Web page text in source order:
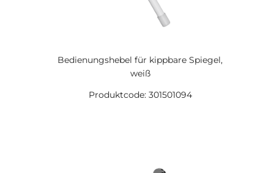
Bedienungshebel für kippbare Spiegel,
weiß
Produktcode: 301501094